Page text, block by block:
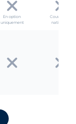
En option
uniquement
Couverture
nationale